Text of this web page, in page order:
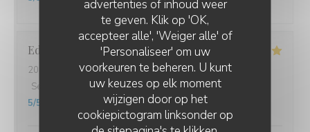
advertenties of inhoud weer
te geven. Klik op 'OK,
accepteer alle', 'Weiger alle' of
'Personaliseer' om uw
voorkeuren te beheren. U kunt
uw keuzes op elk moment
wijzigen door op het
cookiepictogram linksonder op
Edwige
2026-02-07 - 19:00 - Gasten 2
Service
Atmosfeer:5/5 Keuken : 5/5 Kwaliteit / Prijs
5/5